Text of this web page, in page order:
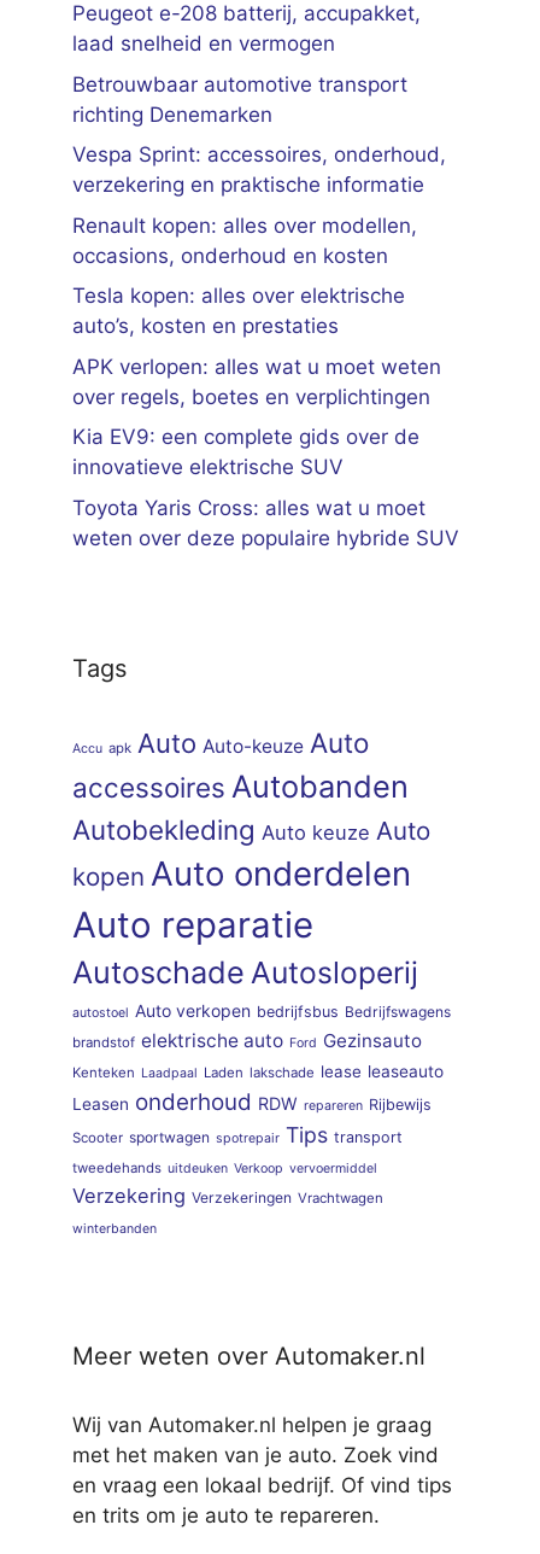
Peugeot e-208 batterij, accupakket,
laad snelheid en vermogen
Betrouwbaar automotive transport
richting Denemarken
Vespa Sprint: accessoires, onderhoud,
verzekering en praktische informatie
Renault kopen: alles over modellen,
occasions, onderhoud en kosten
Tesla kopen: alles over elektrische
auto’s, kosten en prestaties
APK verlopen: alles wat u moet weten
over regels, boetes en verplichtingen
Kia EV9: een complete gids over de
innovatieve elektrische SUV
Toyota Yaris Cross: alles wat u moet
weten over deze populaire hybride SUV
Tags
Accu apk Auto Auto-keuze Auto
accessoires Autobanden
Autobekleding Auto keuze Auto
kopen Auto onderdelen
Auto reparatie
Autoschade Autosloperij
autostoel Auto verkopen bedrijfsbus Bedrijfswagens
brandstof elektrische auto Ford Gezinsauto
Kenteken Laadpaal Laden lakschade lease leaseauto
Leasen onderhoud RDW repareren Rijbewijs
Scooter sportwagen spotrepair Tips transport
tweedehands uitdeuken Verkoop vervoermiddel
Verzekering Verzekeringen Vrachtwagen
winterbanden
Meer weten over Automaker.nl
Wij van Automaker.nl helpen je graag
met het maken van je auto. Zoek vind
en vraag een lokaal bedrijf. Of vind tips
en trits om je auto te repareren.